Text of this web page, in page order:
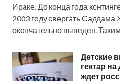
Ираке. До конца года
2003 году свергать Саддама
окончательно выведен.
Детские
гектар
ждет